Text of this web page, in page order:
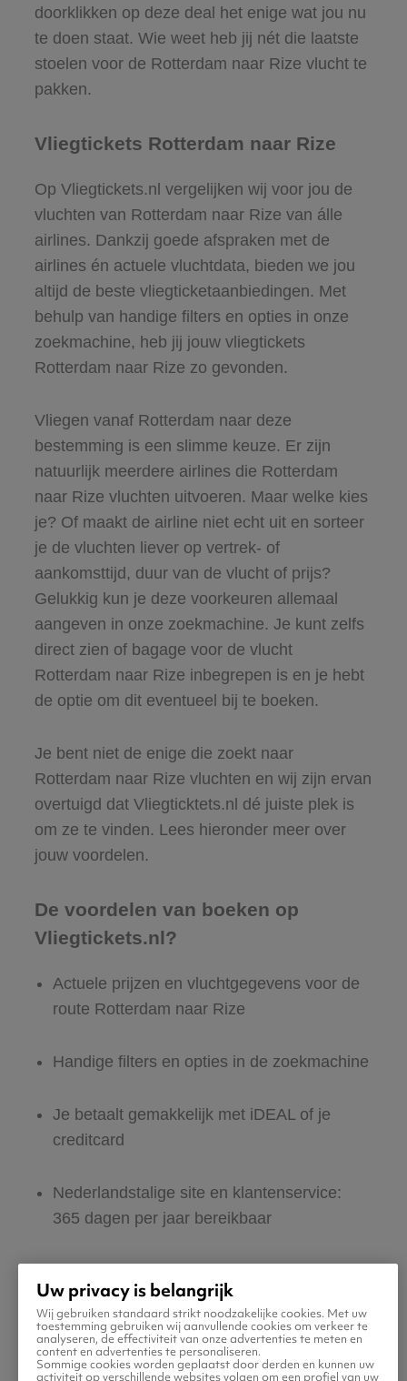
doorklikken op deze deal het enige wat jou nu
te doen staat. Wie weet heb jij nét die laatste
stoelen voor de Rotterdam naar Rize vlucht te
pakken.
Vliegtickets Rotterdam naar Rize
Op Vliegtickets.nl vergelijken wij voor jou de
vluchten van Rotterdam naar Rize van álle
airlines. Dankzij goede afspraken met de
airlines én actuele vluchtdata, bieden we jou
altijd de beste vliegticketaanbiedingen. Met
behulp van handige filters en opties in onze
zoekmachine, heb jij jouw vliegtickets
Rotterdam naar Rize zo gevonden.
Vliegen vanaf Rotterdam naar deze
bestemming is een slimme keuze. Er zijn
natuurlijk meerdere airlines die Rotterdam
naar Rize vluchten uitvoeren. Maar welke kies
je? Of maakt de airline niet echt uit en sorteer
je de vluchten liever op vertrek- of
aankomsttijd, duur van de vlucht of prijs?
Gelukkig kun je deze voorkeuren allemaal
aangeven in onze zoekmachine. Je kunt zelfs
direct zien of bagage voor de vlucht
Rotterdam naar Rize inbegrepen is en je hebt
de optie om dit eventueel bij te boeken.
Je bent niet de enige die zoekt naar
Rotterdam naar Rize vluchten en wij zijn ervan
overtuigd dat Vliegticktets.nl dé juiste plek is
om ze te vinden. Lees hieronder meer over
jouw voordelen.
De voordelen van boeken op
Vliegtickets.nl?
Actuele prijzen en vluchtgegevens voor de
route Rotterdam naar Rize
Handige filters en opties in de zoekmachine
Je betaalt gemakkelijk met iDEAL of je
creditcard
Nederlandstalige site en klantenservice:
365 dagen per jaar bereikbaar
Boek ook direct een hotel of huurauto voor
in Rize
Uw privacy is belangrijk
Wij gebruiken standaard strikt noodzakelijke cookies. Met uw
toestemming gebruiken wij aanvullende cookies om verkeer te
analyseren, de effectiviteit van onze advertenties te meten en
content en advertenties te personaliseren.
Sommige cookies worden geplaatst door derden en kunnen uw
activiteit op verschillende websites volgen om een profiel van uw